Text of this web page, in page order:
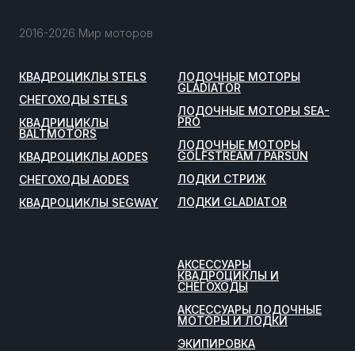
2016-2026 Мир моторов
КВАДРОЦИКЛЫ STELS
СНЕГОХОДЫ STELS
КВАДРИЦИКЛЫ
BALTMOTORS
КВАДРОЦИКЛЫ AODES
СНЕГОХОДЫ AODES
КВАДРОЦИКЛЫ SEGWAY
ЛОДОЧНЫЕ МОТОРЫ
GLADIATOR
ЛОДОЧНЫЕ МОТОРЫ SEA-
PRO
ЛОДОЧНЫЕ МОТОРЫ
GOLFSTREAM / PARSUN
ЛОДКИ СТРИЖ
ЛОДКИ GLADIATOR
АКСЕССУАРЫ
КВАДРОЦИКЛЫ И
СНЕГОХОДЫ
АКСЕССУАРЫ ЛОДОЧНЫЕ
МОТОРЫ И ЛОДКИ
ЭКИПИРОВКА